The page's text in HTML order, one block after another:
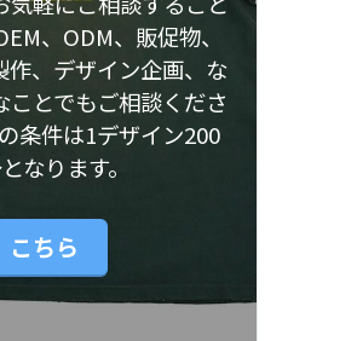
、ODM、販促物、
作、デザイン企画、な
ことでもご相談くださ
条件は1デザイン200
なります。
こちら